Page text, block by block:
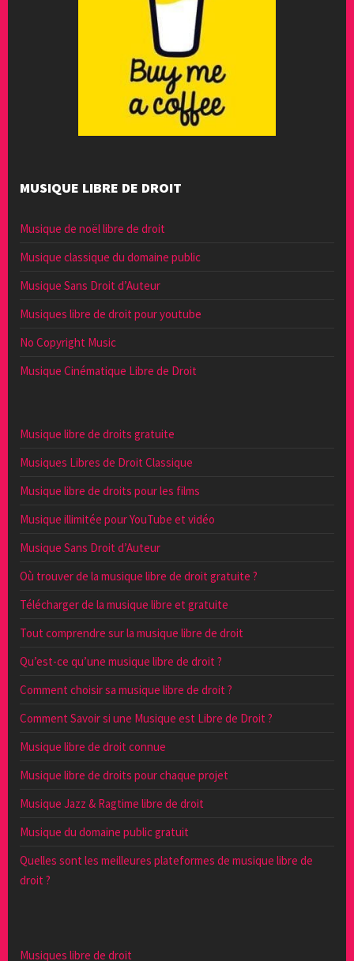
MUSIQUE LIBRE DE DROIT
Musique de noël libre de droit
Musique classique du domaine public
Musique Sans Droit d’Auteur
Musiques libre de droit pour youtube
No Copyright Music
Musique Cinématique Libre de Droit
Musique libre de droits gratuite
Musiques Libres de Droit Classique
Musique libre de droits pour les films
Musique illimitée pour YouTube et vidéo
Musique Sans Droit d’Auteur
Où trouver de la musique libre de droit gratuite ?
Télécharger de la musique libre et gratuite
Tout comprendre sur la musique libre de droit
Qu’est-ce qu’une musique libre de droit ?
Comment choisir sa musique libre de droit ?
Comment Savoir si une Musique est Libre de Droit ?
Musique libre de droit connue
Musique libre de droits pour chaque projet
Musique Jazz & Ragtime libre de droit
Musique du domaine public gratuit
Quelles sont les meilleures plateformes de musique libre de
droit ?
Musiques libre de droit